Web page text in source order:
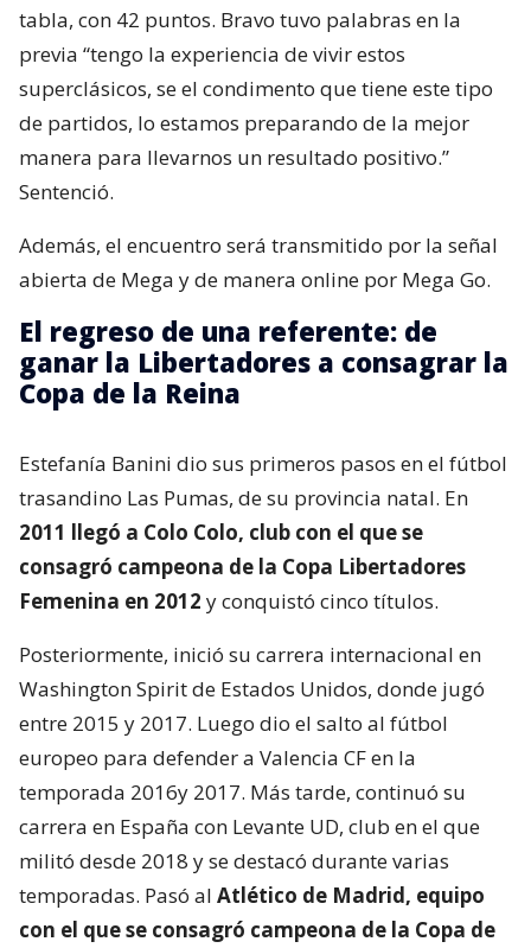
tabla, con 42 puntos. Bravo tuvo palabras en la
previa “tengo la experiencia de vivir estos
superclásicos, se el condimento que tiene este tipo
de partidos, lo estamos preparando de la mejor
manera para llevarnos un resultado positivo.”
Sentenció.
Además, el encuentro será transmitido por la señal
abierta de Mega y de manera online por Mega Go.
El regreso de una referente: de
ganar la Libertadores a consagrar la
Copa de la Reina
Estefanía Banini dio sus primeros pasos en el fútbol
trasandino Las Pumas, de su provincia natal. En
2011 llegó a Colo Colo, club con el que se
consagró campeona de la Copa Libertadores
Femenina en 2012 y conquistó cinco títulos.
Posteriormente, inició su carrera internacional en
Washington Spirit de Estados Unidos, donde jugó
entre 2015 y 2017. Luego dio el salto al fútbol
europeo para defender a Valencia CF en la
temporada 2016y 2017. Más tarde, continuó su
carrera en España con Levante UD, club en el que
militó desde 2018 y se destacó durante varias
temporadas. Pasó al Atlético de Madrid, equipo
con el que se consagró campeona de la Copa de